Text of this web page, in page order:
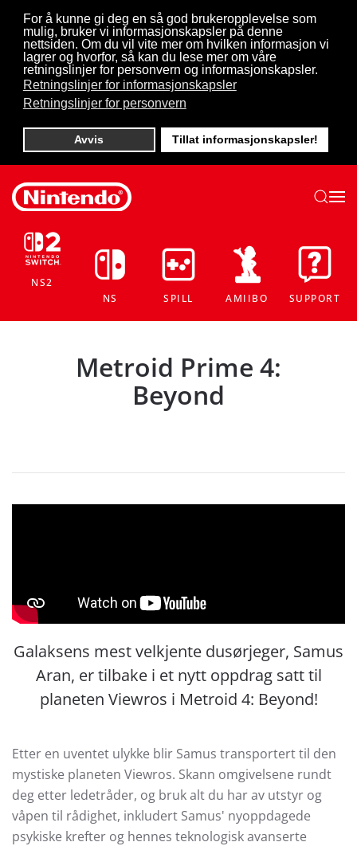
For å kunne gi deg en så god brukeropplevelse som
mulig, bruker vi informasjonskapsler på denne
nettsiden. Om du vil vite mer om hvilken informasjon vi
lagrer og hvorfor, så kan du lese mer om våre
retningslinjer for personvern og informasjonskapsler.
Retningslinjer for informasjonskapsler
Retningslinjer for personvern
Avvis Tillat informasjonskapsler!
Skip to main content
NS2
NS
SPILL AMIIBO SUPPORT
Metroid Prime 4:
Beyond
Galaksens mest velkjente dusørjeger, Samus
Aran, er tilbake i et nytt oppdrag satt til
planeten Viewros i Metroid 4: Beyond!
Etter en uventet ulykke blir Samus transportert til den
mystiske planeten Viewros. Skann omgivelsene rundt
deg etter ledetråder, og bruk alt du har av utstyr og
våpen til rådighet, inkludert Samus' nyoppdagede
psykiske krefter og hennes teknologisk avanserte